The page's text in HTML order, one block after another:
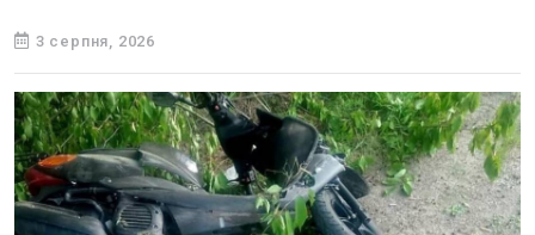
3 серпня, 2026